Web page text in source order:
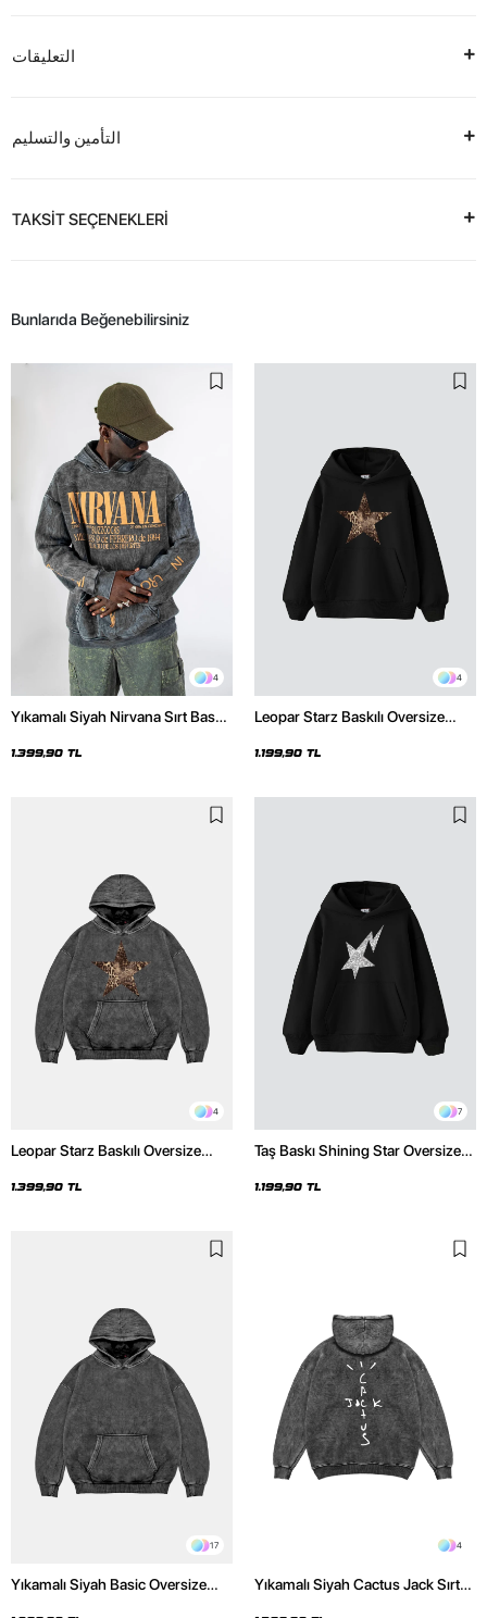
التعليقات
التأمين والتسليم
TAKSİT SEÇENEKLERİ
Bunlarıda Beğenebilirsiniz
4
Yıkamalı Siyah Nirvana Sırt Baskılı
1.399,90 TL
4
Leopar Starz Baskılı Oversize
1.199,90 TL
4
Leopar Starz Baskılı Oversize
Hoodie
1.399,90 TL
7
Taş Baskı Shining Star Oversize
1.199,90 TL
17
Yıkamalı Siyah Basic Oversize
4
Yıkamalı Siyah Cactus Jack Sırt